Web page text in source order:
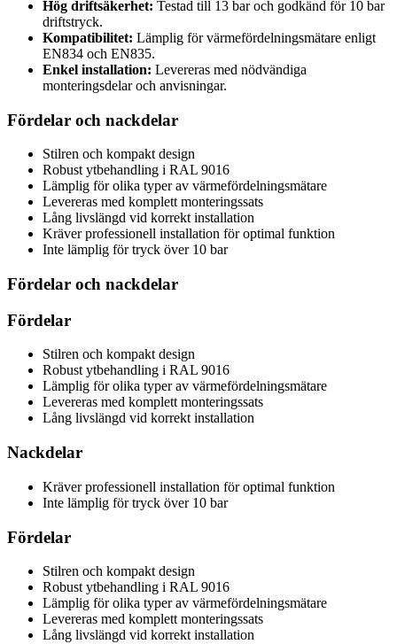
Hög driftsäkerhet: Testad till 13 bar och godkänd för 10 bar
driftstryck.
Kompatibilitet: Lämplig för värmefördelningsmätare enligt
EN834 och EN835.
Enkel installation: Levereras med nödvändiga
monteringsdelar och anvisningar.
Fördelar och nackdelar
Stilren och kompakt design
Robust ytbehandling i RAL 9016
Lämplig för olika typer av värmefördelningsmätare
Levereras med komplett monteringssats
Lång livslängd vid korrekt installation
Kräver professionell installation för optimal funktion
Inte lämplig för tryck över 10 bar
Fördelar och nackdelar
Fördelar
Stilren och kompakt design
Robust ytbehandling i RAL 9016
Lämplig för olika typer av värmefördelningsmätare
Levereras med komplett monteringssats
Lång livslängd vid korrekt installation
Nackdelar
Kräver professionell installation för optimal funktion
Inte lämplig för tryck över 10 bar
Fördelar
Stilren och kompakt design
Robust ytbehandling i RAL 9016
Lämplig för olika typer av värmefördelningsmätare
Levereras med komplett monteringssats
Lång livslängd vid korrekt installation